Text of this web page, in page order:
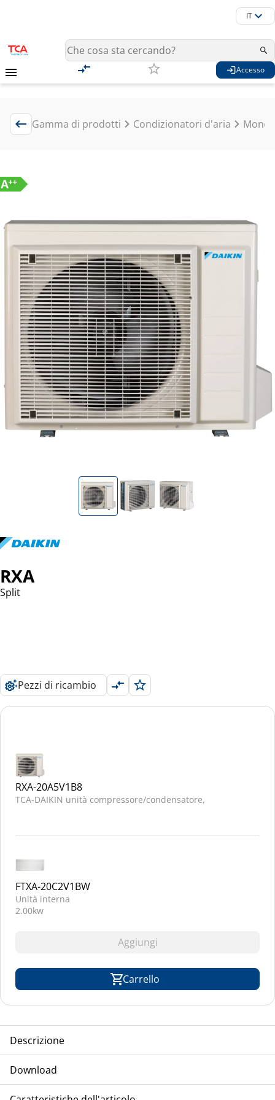
IT
Accesso
Gamma di prodotti Condizionatori d'aria Mono
RXA
Split
Pezzi di ricambio
RXA-20A5V1B8
TCA-DAIKIN unità compressore/condensatore,
FTXA-20C2V1BW
Unità interna
2.00kw
Aggiungi
Carrello
Descrizione
raffreddamento ad aria, modello inverter, refrigerante R-32
Download